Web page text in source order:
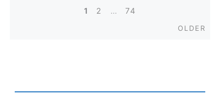
1 2 …
74
OLDER